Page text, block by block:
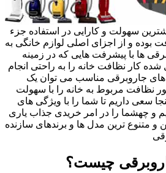
سهولت و کارایی در استفاده جزء
بوده و از اجزای اصلی لوازم خانگی به
ها با پیشرفت هایی که در زمینه
کار نظافت خانه را به راحتی انجام
جاروبرقی مناسب می توان یک
نظافت مربوط به خانه را با سهولت
سعی داریم تا شما را با ویژگی های
و چهشما را در امر خریدی جذاب یاری
و متنوع ترین مدل ها و برندهای سازنده
چیست؟